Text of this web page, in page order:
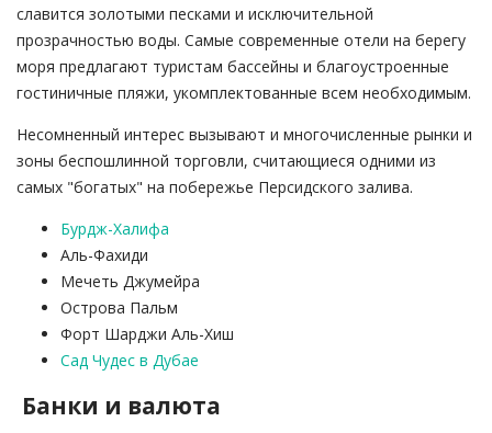
славится золотыми песками и исключительной
прозрачностью воды. Самые современные отели на берегу
моря предлагают туристам бассейны и благоустроенные
гостиничные пляжи, укомплектованные всем необходимым.
Несомненный интерес вызывают и многочисленные рынки и
зоны беспошлинной торговли, считающиеся одними из
самых "богатых" на побережье Персидского залива.
Бурдж-Халифа
Аль-Фахиди
Мечеть Джумейра
Острова Пальм
Форт Шарджи Аль-Хиш
Сад Чудес в Дубае
Банки и валюта